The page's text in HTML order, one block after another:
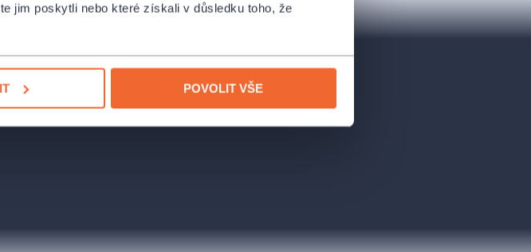
jim poskytli nebo které získali v důsledku toho, že
POVOLIT VŠE